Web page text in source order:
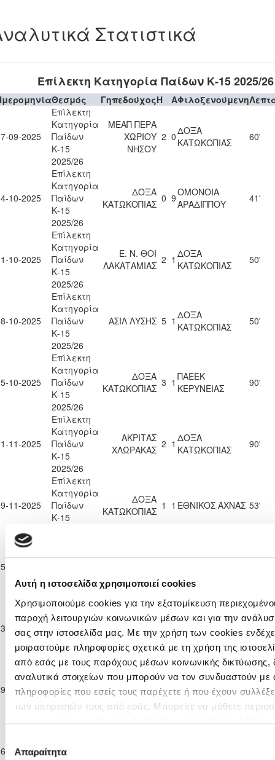
Αυτή η ιστοσελίδα χρησιμοποιεί cookies
Χρησιμοποιούμε cookies για την εξατομίκευση
παροχή λειτουργιών κοινωνικών μέσων και για την
σας στην ιστοσελίδα μας. Με την χρήση των cookies
μοιραστούμε πληροφορίες σχετικά με τη χρήση της
από εσάς με τους παρόχους μέσων κοινωνικής δικτύωσης,
αναλυτικά στοιχείων που μπορούν να τον συνδυαστούν με
πληροφορίες που εσείς τους παρέχετε ή που έχουν
των υπηρεσιών τους από εσάς. Μπορείτε να μάθετε
συγκατάθεσης
Απαραίτητα
Στατιστικά
Επίλεκτη Κατηγορία Παίδων Κ-15 2025/26
Θεσμός ΓηπεδούχοςH AΦιλοξενούμενη
09-2025
Επίλεκτη
Κατηγορία
Παίδων
Κ-15
2025/26
ΜΕΑΠ ΠΕΡΑ
ΧΩΡΙΟΥ
ΝΗΣΟΥ
2 0ΔΟΞΑ
ΚΑΤΩΚΟΠΙΑΣ
60'
10-2025
Επίλεκτη
Κατηγορία
Παίδων
Κ-15
2025/26
ΔΟΞΑ
ΚΑΤΩΚΟΠΙΑΣ 0 9ΟΜΟΝΟΙΑ
ΑΡΑΔΙΠΠΟΥ
41'
10-2025
Επίλεκτη
Κατηγορία
Παίδων
Κ-15
2025/26
Ε. Ν. ΘΟΙ
ΛΑΚΑΤΑΜΙΑΣ 2 1 ΔΟΞΑ
ΚΑΤΩΚΟΠΙΑΣ
50'
10-2025
Επίλεκτη
Κατηγορία
Παίδων
Κ-15
2025/26
ΑΣΙΛ ΛΥΣΗΣ 5 1 ΔΟΞΑ
ΚΑΤΩΚΟΠΙΑΣ
50'
10-2025
Επίλεκτη
Κατηγορία
Παίδων
Κ-15
2025/26
ΔΟΞΑ
ΚΑΤΩΚΟΠΙΑΣ 3 1 ΠΑΕΕΚ
ΚΕΡΥΝΕΙΑΣ
90'
11-2025
Επίλεκτη
Κατηγορία
Παίδων
Κ-15
2025/26
ΑΚΡΙΤΑΣ
ΧΛΩΡΑΚΑΣ 2 1 ΔΟΞΑ
ΚΑΤΩΚΟΠΙΑΣ
90'
11-2025
Επίλεκτη
Κατηγορία
Παίδων
Κ-15
ΔΟΞΑ
ΚΑΤΩΚΟΠΙΑΣ 1 1 ΕΘΝΙΚΟΣ ΑΧΝΑΣ 53'
11-2025
Κατηγορία
Κ-15
ΑΛΣ
Μ
ΔΟΞΑ
11-2025
Επίλεκτη
Κατηγορία
Παίδων
2025/26
ΔΟΞΑ
ΚΑΤΩΚΟΠΙΑΣ 2 0ΕΘΝΙΚΟΣ
ΛΑΤΣΙΩΝ
49'
11-2025
Επίλεκτη
Κατηγορία
Παίδων
Κ-15
2025/26
ΗΡΑΚΛΗΣ
ΓΕΡΟΛΑΚΚΟΥ 1 1ΔΟΞΑ
ΚΑΤΩΚΟΠΙΑΣ
70'
12-2025
Παίδων